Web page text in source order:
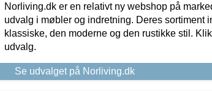
Norliving.dk er en relativt ny webshop på
udvalg i møbler og indretning. Deres sortiment
klassiske, den moderne og den rustikke stil.
udvalg.
Se udvalget på Norliving.dk